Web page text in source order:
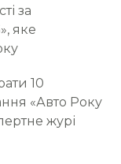
за
», яке
10
«Авто Року
журі